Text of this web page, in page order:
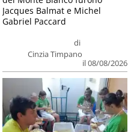
di
Cinzia Timpano
il 08/08/2026
Jacques Balmat e Michel
Gabriel Paccard